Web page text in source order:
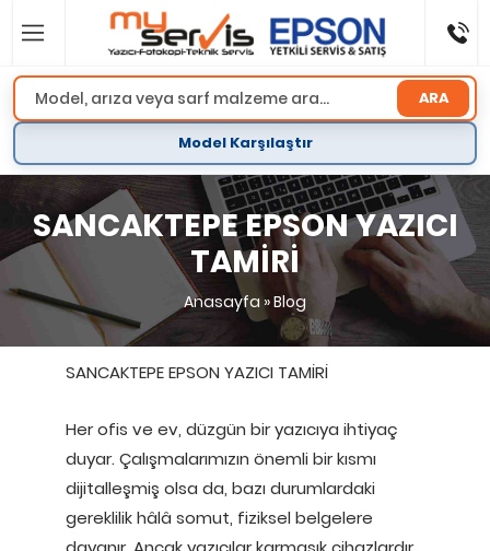
ARA
Model Karşılaştır
SANCAKTEPE EPSON YAZICI
TAMİRİ
Anasayfa »Blog
SANCAKTEPE EPSON YAZICI TAMİRİ
Her ofis ve ev, düzgün bir yazıcıya ihtiyaç
duyar. Çalışmalarımızın önemli bir kısmı
dijitalleşmiş olsa da, bazı durumlardaki
gereklilik hâlâ somut, fiziksel belgelere